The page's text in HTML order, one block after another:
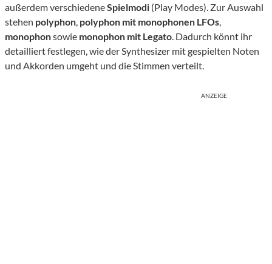
außerdem verschiedeneSpielmodi (Play Modes). Zur Auswahl
stehen polyphon, polyphon mit monophonen LFOs,
monophonsowie monophon mit Legato. Dadurch könnt ihr
detailliert festlegen, wie der Synthesizer mit gespielten Noten
und Akkorden umgeht und die Stimmen verteilt.
ANZEIGE